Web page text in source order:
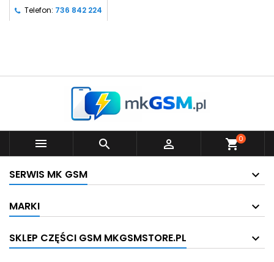
Telefon: 736 842 224
   shopping_cart0
SERWIS MK GSM
MARKI
SKLEP CZĘŚCI GSM MKGSMSTORE.PL